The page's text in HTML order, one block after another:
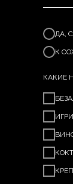
ДА,
К
КАКИЕ